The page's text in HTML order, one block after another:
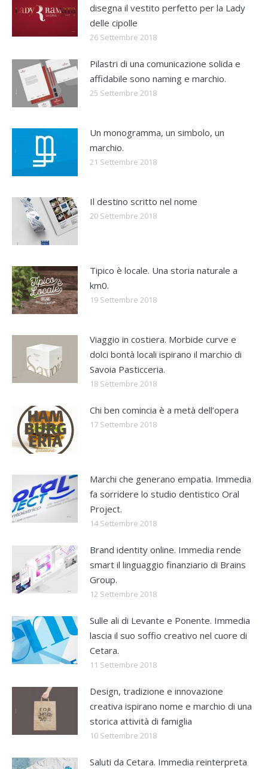
disegna il vestito perfetto per la Lady
delle cipolle
26 Settembre 2018
Pilastri di una comunicazione solida e
affidabile sono naming e marchio.
25 Settembre 2018
Un monogramma, un simbolo, un
marchio.
21 Settembre 2018
Il destino scritto nel nome
20 Settembre 2018
Tipico è locale. Una storia naturale a
km0.
19 Settembre 2018
Viaggio in costiera. Morbide curve e
dolci bontà locali ispirano il marchio di
Savoia Pasticceria.
18 Settembre 2018
Chi ben comincia è a metà dell’opera
17 Settembre 2018
Marchi che generano empatia. Immedia
fa sorridere lo studio dentistico Oral
Project.
14 Settembre 2018
Brand identity online. Immedia rende
smart il linguaggio finanziario di Brains
Group.
12 Settembre 2018
Sulle ali di Levante e Ponente. Immedia
lascia il suo soffio creativo nel cuore di
Cetara.
11 Settembre 2018
Design, tradizione e innovazione
creativa ispirano nome e marchio di una
storica attività di famiglia
10 Settembre 2018
Saluti da Cetara. Immedia reinterpreta